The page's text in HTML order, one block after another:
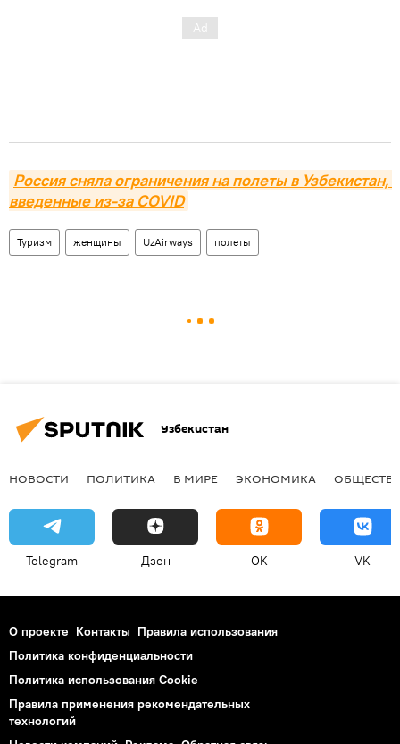
Россия сняла ограничения на полеты в Узбекистан,
введенные из-за COVID
Туризм женщины UzAirways полеты
Узбекистан
НОВОСТИ ПОЛИТИКА В МИРЕ ЭКОНОМИКА
Telegram Дзен OK VK
О проекте Контакты Правила использования
Политика конфиденциальности
Политика использования Cookie
Правила применения рекомендательных
технологий